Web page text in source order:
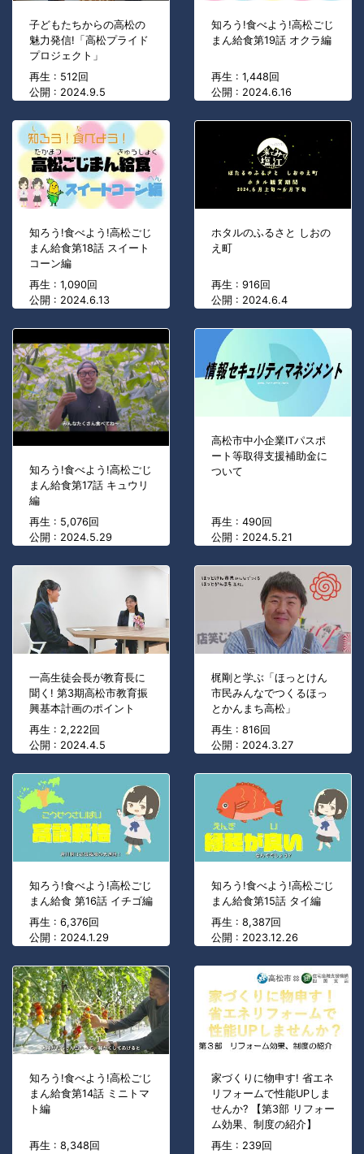
子どもたちからの高松の
魅力発信!「高松プライド
プロジェクト」
再生 : 512回
公開 : 2024.9.5
知ろう!食べよう!高松ごじ
まん給食第19話 オクラ編
再生 : 1,448回
公開 : 2024.6.16
知ろう!食べよう!高松ごじ
まん給食第18話 スイート
コーン編
再生 : 1,090回
公開 : 2024.6.13
ホタルのふるさと しおの
え町
再生 : 916回
公開 : 2024.6.4
知ろう!食べよう!高松ごじ
まん給食第17話 キュウリ
編
再生 : 5,076回
公開 : 2024.5.29
高松市中小企業ITパスポ
ート等取得支援補助金に
ついて
再生 : 490回
公開 : 2024.5.21
一高生徒会長が教育長に
聞く! 第3期高松市教育振
興基本計画のポイント
再生 : 2,222回
公開 : 2024.4.5
梶剛と学ぶ「ほっとけん
市民みんなでつくるほっ
とかんまち高松」
再生 : 816回
公開 : 2024.3.27
知ろう!食べよう!高松ごじ
まん給食 第16話 イチゴ編
再生 : 6,376回
公開 : 2024.1.29
知ろう!食べよう!高松ごじ
まん給食第15話 タイ編
再生 : 8,387回
公開 : 2023.12.26
知ろう!食べよう!高松ごじ
まん給食第14話 ミニトマ
ト編
再生 : 8,348回
家づくりに物申す! 省エネ
リフォームで性能UPしま
せんか? 【第3部 リフォー
ム効果、制度の紹介】
再生 : 239回